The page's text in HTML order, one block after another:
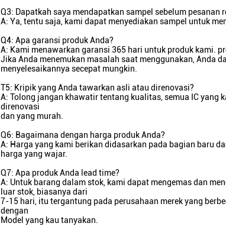
Q3: Dapatkah saya mendapatkan sampel sebelum pesanan
A: Ya, tentu saja, kami dapat menyediakan sampel untuk
Q4: Apa garansi produk Anda?
A: Kami menawarkan garansi 365 hari untuk produk kami.
Jika Anda menemukan masalah saat menggunakan, Anda
menyelesaikannya secepat mungkin.
T5: Kripik yang Anda tawarkan asli atau direnovasi?
A: Tolong jangan khawatir tentang kualitas, semua IC yang
direnovasi
dan yang murah.
Q6: Bagaimana dengan harga produk Anda?
A: Harga yang kami berikan didasarkan pada bagian baru
harga yang wajar.
Q7: Apa produk Anda lead time?
A: Untuk barang dalam stok, kami dapat mengemas dan
luar stok, biasanya dari
7-15 hari, itu tergantung pada perusahaan merek yang
dengan
Model yang kau tanyakan.